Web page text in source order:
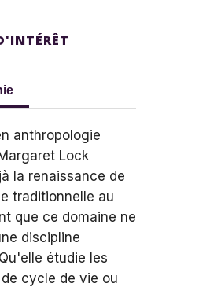
anthropologie
Lock
la renaissance de
traditionnelle au
que ce domaine ne
discipline
étudie les
cycle de vie ou